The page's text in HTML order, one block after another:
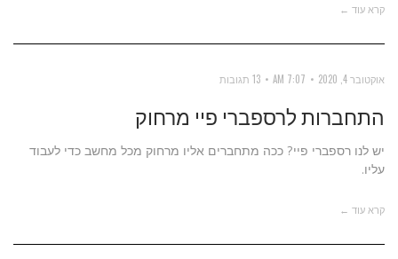
קרא עוד ←
אוקטובר 4, 2020 7:07 AM 13 תגובות
התחברות לרספברי פיי מרחוק
יש לנו רספברי פיי? ככה מתחברים אליו מרחוק מכל מחשב כדי לעבוד
עליו.
קרא עוד ←